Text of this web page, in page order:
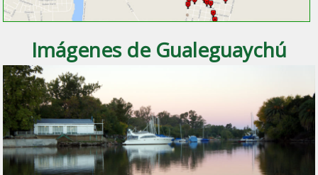
Imágenes de Gualeguaychú